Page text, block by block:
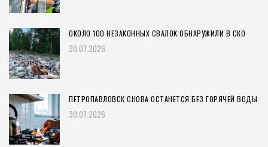
ОКОЛО 100 НЕЗАКОННЫХ СВАЛОК ОБНАРУЖИЛИ В СКО
30.07.2026
ПЕТРОПАВЛОВСК СНОВА ОСТАНЕТСЯ БЕЗ ГОРЯЧЕЙ ВОДЫ
30.07.2026